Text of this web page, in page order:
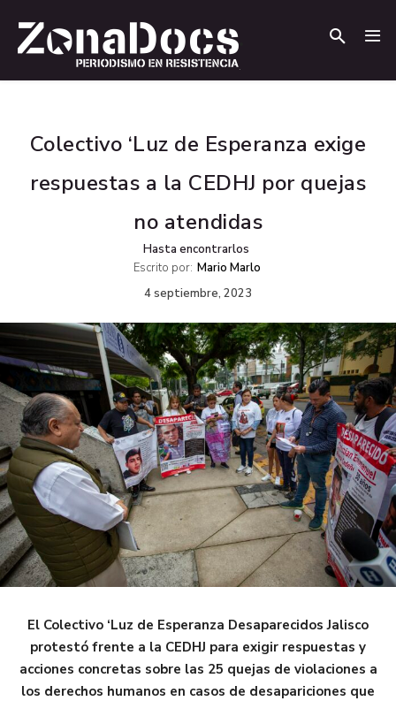
Colectivo ‘Luz de Esperanza exige
respuestas a la CEDHJ por quejas
no atendidas
Hasta encontrarlos
Escrito por: Mario Marlo
4 septiembre, 2023
El Colectivo ‘Luz de Esperanza Desaparecidos Jalisco
protestó frente a la CEDHJ para exigir respuestas y
acciones concretas sobre las 25 quejas de violaciones a
los derechos humanos en casos de desapariciones que